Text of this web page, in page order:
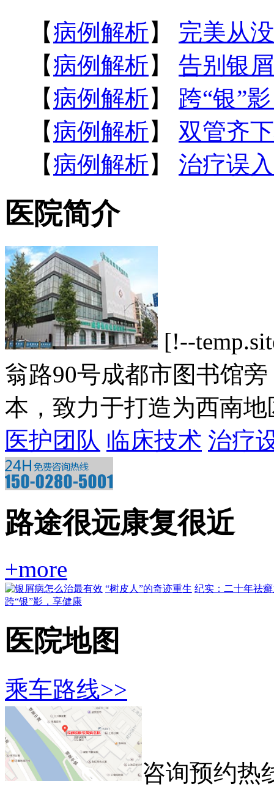
【病例解析】 完美从
【病例解析】 告别银
【病例解析】 跨“银”
【病例解析】 双管齐
【病例解析】 治疗误
医院简介
[!--
翁路90号成都市图书馆
本，致力于打造为西南
医护团队 临床技术 治疗
路途很远康复很近
+more
“树皮人”的奇迹重生 纪实：二十年祛
跨“银”影，享健康
医院地图
乘车路线>>
咨询预约热